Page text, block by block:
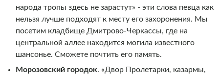
народа тропы здесь не зарастут» - эти слова певца как
нельзя лучше подходят к месту его захоронения. Мы
посетим кладбище Дмитрово-Черкассы, где на
центральной аллее находится могила известного
шансонье. Сможете почтить его память.
Морозовский городок. «Двор Пролетарки, казармы,